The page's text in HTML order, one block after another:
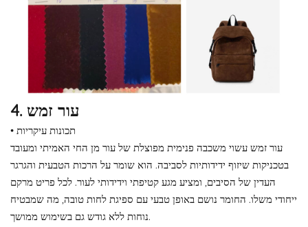
4. עור זמש
• תכונות עיקריות
עור זמש עשוי משכבה פנימית מפוצלת של עור מן החי האמיתי ומעובד
בטכניקות שיזוף ידידותיות לסביבה. הוא שומר על הרכות הטבעית והגרגר
העדין של הסיבים, ומציע מגע קטיפתי וידידותי לעור. לכל פריט מרקם
ייחודי משלו. החומר נושם באופן טבעי עם ספיגת לחות טובה, מה שמבטיח
נוחות ללא גודש גם בשימוש ממושך.